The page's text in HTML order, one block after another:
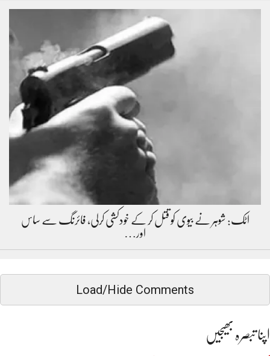
اٹک: شوہر نے بیوی کو قتل کر کے خودکشی کرلی، فائرنگ سے ساس
اور…
Load/Hide Comments
اپنا تبصرہ بھیجیں